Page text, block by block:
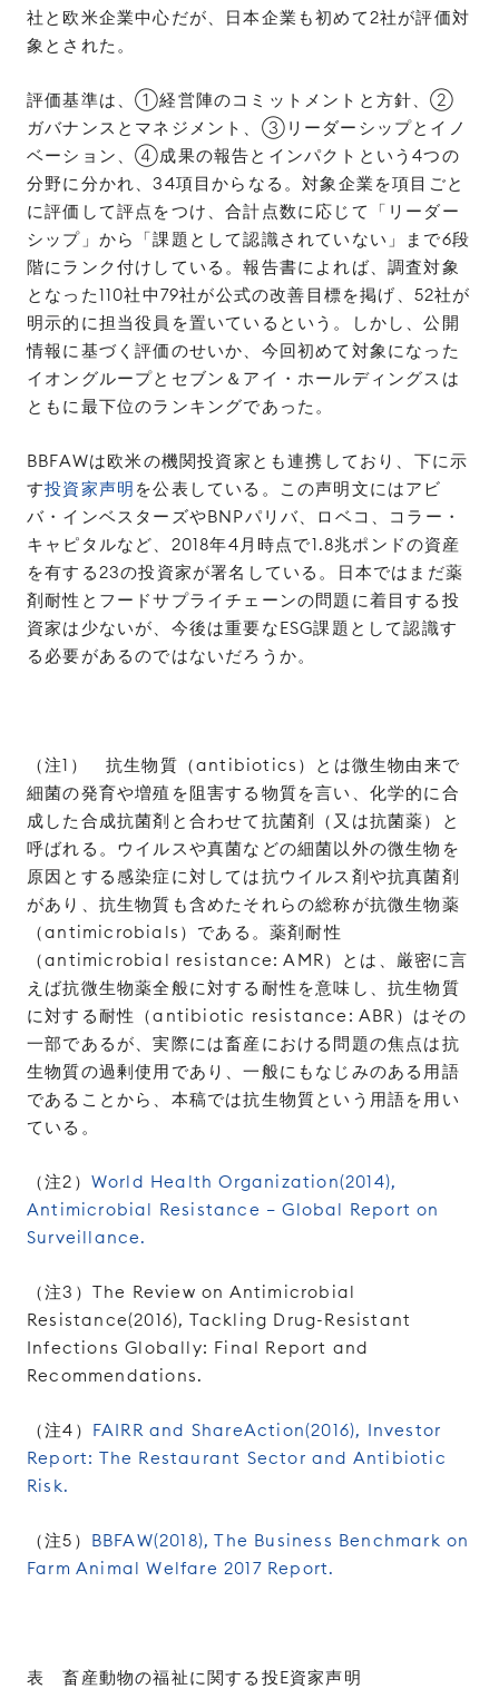
社と欧米企業中心だが、日本企業も初めて2社が評価対
象とされた。
評価基準は、①経営陣のコミットメントと方針、②
ガバナンスとマネジメント、③リーダーシップとイノ
ベーション、④成果の報告とインパクトという4つの
分野に分かれ、34項目からなる。対象企業を項目ごと
に評価して評点をつけ、合計点数に応じて「リーダー
シップ」から「課題として認識されていない」まで6段
階にランク付けしている。報告書によれば、調査対象
となった110社中79社が公式の改善目標を掲げ、52社が
明示的に担当役員を置いているという。しかし、公開
情報に基づく評価のせいか、今回初めて対象になった
イオングループとセブン＆アイ・ホールディングスは
ともに最下位のランキングであった。
BBFAWは欧米の機関投資家とも連携しており、下に示
す投資家声明 を公表している。この声明文にはアビ
バ・インベスターズやBNPパリバ、ロベコ、コラー・
キャピタルなど、2018年4月時点で1.8兆ポンドの資産
を有する23の投資家が署名している。日本ではまだ薬
剤耐性とフードサプライチェーンの問題に着目する投
資家は少ないが、今後は重要なESG課題として認識す
る必要があるのではないだろうか。
（注1） 抗生物質（antibiotics）とは微生物由来で
細菌の発育や増殖を阻害する物質を言い、化学的に合
成した合成抗菌剤と合わせて抗菌剤（又は抗菌薬）と
呼ばれる。ウイルスや真菌などの細菌以外の微生物を
原因とする感染症に対しては抗ウイルス剤や抗真菌剤
があり、抗生物質も含めたそれらの総称が抗微生物薬
（antimicrobials）である。薬剤耐性
（antimicrobial resistance: AMR）とは、厳密に言
えば抗微生物薬全般に対する耐性を意味し、抗生物質
に対する耐性（antibiotic resistance: ABR）はその
一部であるが、実際には畜産における問題の焦点は抗
生物質の過剰使用であり、一般にもなじみのある用語
であることから、本稿では抗生物質という用語を用い
ている。
（注2） World Health Organization(2014),
Antimicrobial Resistance – Global Report on
Surveillance.
（注3）The Review on Antimicrobial
Resistance(2016), Tackling Drug-Resistant
Infections Globally: Final Report and
Recommendations.
（注4） FAIRR and ShareAction(2016), Investor
Report: The Restaurant Sector and Antibiotic
Risk.
（注5） BBFAW(2018), The Business Benchmark on
Farm Animal Welfare 2017 Report.
表 畜産動物の福祉に関する投E資家声明